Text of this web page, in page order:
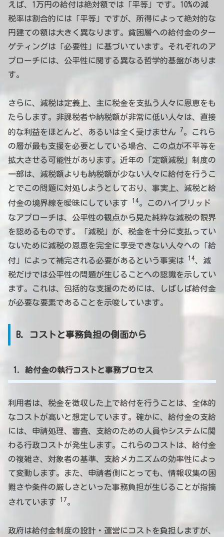
えば、1万円の給付は絶対額では「平等」です。10%の減
税率は割合的には「平等」ですが、所得によって絶対的な
円建ての額は大きく異なります。貧困層への給付金のター
ゲティングは「必要性」に基づいています。それぞれのア
プローチには、公平性に関する異なる哲学的基盤がありま
す。
さらに、減税は定義上、主に税金を支払う人々に恩恵をも
たらします。非課税者や納税額が非常に低い人々は、直接
的な利益をほとんど、あるいは全く受けません 7。これら
の層が最も支援を必要としている場合、この点が不平等を
拡大させる可能性があります。近年の「定額減税」制度の
一部は、減税額よりも納税額が少ない人々に給付を行うこ
とでこの問題に対処しようとしており、事実上、減税と給
付金の境界線を曖昧にしています
14。このハイブリッド
なアプローチは、公平性の観点から見た純粋な減税の限界
を認めるものです。「減税」が、税金を十分に支払ってい
ないために減税の恩恵を完全に享受できない人々への「給
付」によって補完される必要があるという事実は
14、減
税だけでは公平性の問題が生じることへの認識を示してい
ます。これは、包括的な支援のためには、しばしば給付金
が必要な要素であることを示唆しています。
B. コストと事務負担の側面から
1. 給付金の執行コストと事務プロセス
利用者は、税金を徴収した上で給付を行うことは、全体的
なコストが高いと想定しています。確かに、給付金の支給
には、申請処理、審査、支給のための人員やシステムに関
わる行政コストが発生します。これらのコストは、給付金
の複雑さ、対象者の基準、支給メカニズムの効率性によっ
て変動します。また、申請者側にとっても、情報収集の困
難さや条件の厳しさといった事務負担が生じることが指摘
されています
17。
政府は給付金制度の設計・運営にコストを負担しますが、